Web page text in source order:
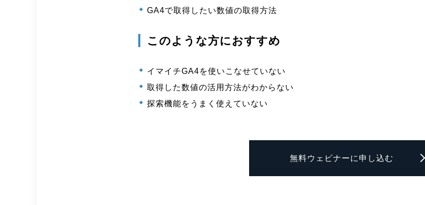
GA4で取得したい数値の取得方法
このような方におすすめ
イマイチGA4を使いこなせていない
取得した数値の活用方法がわからない
探索機能をうまく使えていない
無料ウェビナーに申し込む